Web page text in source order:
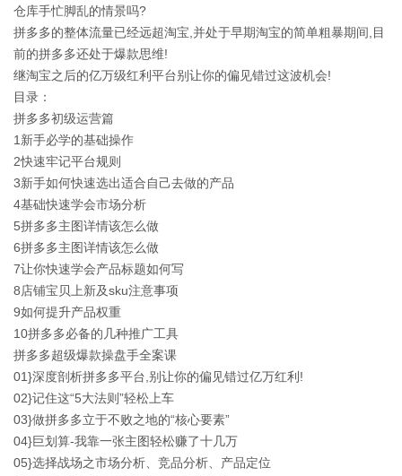
仓库手忙脚乱的情景吗?
拼多多的整体流量已经远超淘宝,并处于早期淘宝的简单粗暴期间,目
前的拼多多还处于爆款思维!
继淘宝之后的亿万级红利平台别让你的偏见错过这波机会!
目录：
拼多多初级运营篇
1新手必学的基础操作
2快速牢记平台规则
3新手如何快速选出适合自己去做的产品
4基础快速学会市场分析
5拼多多主图详情该怎么做
6拼多多主图详情该怎么做
7让你快速学会产品标题如何写
8店铺宝贝上新及sku注意事项
9如何提升产品权重
10拼多多必备的几种推广工具
拼多多超级爆款操盘手全案课
01}深度剖析拼多多平台,别让你的偏见错过亿万红利!
02}记住这“5大法则”轻松上车
03}做拼多多立于不败之地的“核心要素”
04}巨划算-我靠一张主图轻松赚了十几万
05}选择战场之市场分析、竞品分析、产品定位